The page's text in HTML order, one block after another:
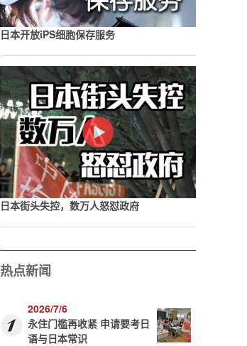
日本开放iPS细胞保存服务
日本街头失控，数万人怒怼政府
热点新闻
2026/7/6
永住门槛再收紧 申请要考日
语与日本常识